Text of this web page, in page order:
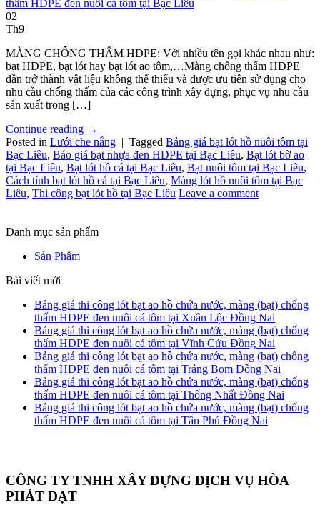
02
Th9
MÀNG CHỐNG THẤM HDPE: Với nhiều tên gọi khác nhau như:
bạt HDPE, bạt lót hay bạt lót ao tôm,…Màng chống thấm HDPE
dần trở thành vật liệu không thể thiếu và được ưu tiên sử dụng cho
nhu cầu chống thấm của các công trình xây dựng, phục vụ nhu cầu
sản xuất trong […]
Continue reading →
Posted in Lưới che nắng | Tagged Bảng giá bạt lót hồ nuôi tôm tại
Bạc Liêu, Báo giá bạt nhựa đen HDPE tại Bạc Liêu, Bạt lót bờ ao
tại Bạc Liêu, Bạt lót hồ cá tại Bạc Liêu, Bạt nuôi tôm tại Bạc Liêu,
Cách tính bạt lót hồ cá tại Bạc Liêu, Màng lót hồ nuôi tôm tại Bạc
Liêu, Thi công bạt lót hồ tại Bạc Liêu Leave a comment
Danh mục sản phẩm
Sản Phẩm
Bài viết mới
Bảng giá thi công lót bạt ao hồ chứa nước, màng (bạt) chống
thấm HDPE đen nuôi cá tôm tại Xuân Lộc Đồng Nai
Bảng giá thi công lót bạt ao hồ chứa nước, màng (bạt) chống
thấm HDPE đen nuôi cá tôm tại Vĩnh Cửu Đồng Nai
Bảng giá thi công lót bạt ao hồ chứa nước, màng (bạt) chống
thấm HDPE đen nuôi cá tôm tại Trảng Bom Đồng Nai
Bảng giá thi công lót bạt ao hồ chứa nước, màng (bạt) chống
thấm HDPE đen nuôi cá tôm tại Thống Nhất Đồng Nai
Bảng giá thi công lót bạt ao hồ chứa nước, màng (bạt) chống
thấm HDPE đen nuôi cá tôm tại Tân Phú Đồng Nai
CÔNG TY TNHH XÂY DỰNG DỊCH VỤ HÒA
PHÁT ĐẠT